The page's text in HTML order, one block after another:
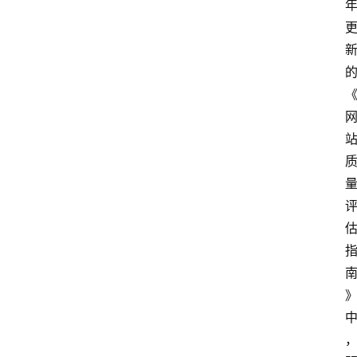
年
更
新
的
《
网
站
质
量
评
估
指
南
》
中
，